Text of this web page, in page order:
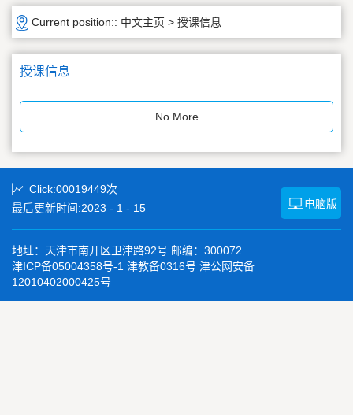
Current position:: 中文主页 > 授课信息
授课信息
No More
Click:00019449次
最后更新时间:2023 - 1 - 15 电脑版
地址：天津市南开区卫津路92号 邮编：300072
津ICP备05004358号-1 津教备0316号 津公网安备
12010402000425号